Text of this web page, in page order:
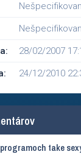
28/02/2007
24/12/2010
take